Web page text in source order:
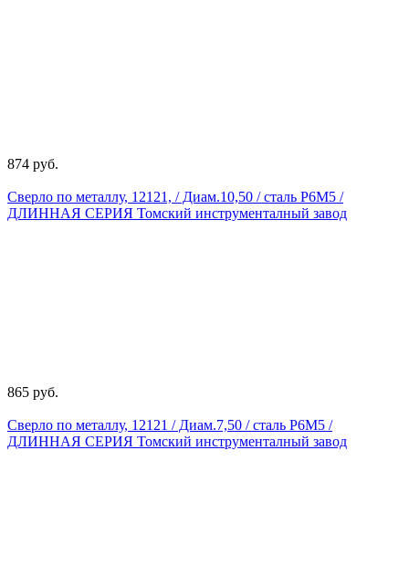
874 руб.
Сверло по металлу, 12121, / Диам.10,50 / сталь Р6М5 /
ДЛИННАЯ СЕРИЯ Томский инструменталный завод
865 руб.
Сверло по металлу, 12121 / Диам.7,50 / сталь Р6М5 /
ДЛИННАЯ СЕРИЯ Томский инструменталный завод